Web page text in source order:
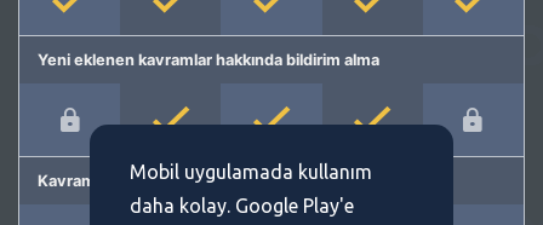
Yeni eklenen kavramlar hakkında bildirim alma
Kavram önermeMobil uygulamada kullanım
daha kolay. Google Play'e